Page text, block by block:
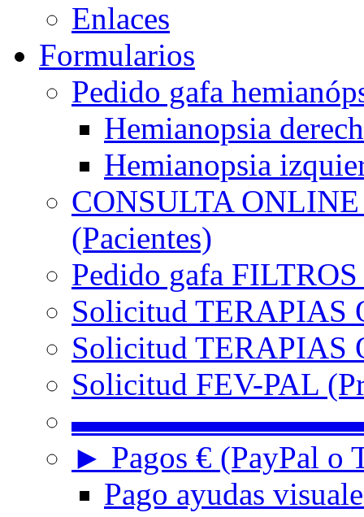
Enlaces
Formularios
Pedido gafa
Hemianopsia
Hemianopsia
CONSULTA
(Pacientes)
Pedido gafa
Solicitud TERAPIAS
Solicitud TERAPIAS
Solicitud FEV-PAL
► Pagos € (PayPal o
Pago ayudas